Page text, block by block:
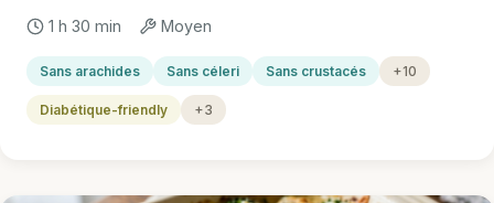
1 h 30 min Moyen
Sans arachides Sans céleri Sans crustacés +10
Diabétique-friendly +3